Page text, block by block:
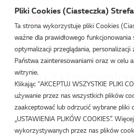
Strefa Klimatyzacji/Baza Wiedzy/
DualCool, zobacz jak to działa
Lato z
DualCool, zobacz
cze 30, 2020
Pliki Cookies (Ciasteczka)
Ta strona wykorzystuje pliki Cookies
ważne dla prawidłowego funkcjonowania
optymalizacji przeglądania,
Państwa zainteresowaniami oraz w celu
witrynie.
Klikając "AKCEPTUJ WSZYSTKIE PLIKI
używanie przez nas wszystkich plików
zaakceptować lub odrzucić wybrane pliki
„USTAWIENIA PLIKÓW COOKIES”.
wykorzystywanych przez nas plików